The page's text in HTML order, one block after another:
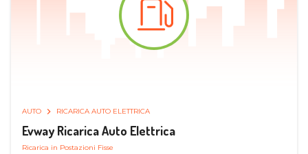
AUTO RICARICA AUTO ELETTRICA
Evway Ricarica Auto Elettrica
Ricarica in Postazioni Fisse